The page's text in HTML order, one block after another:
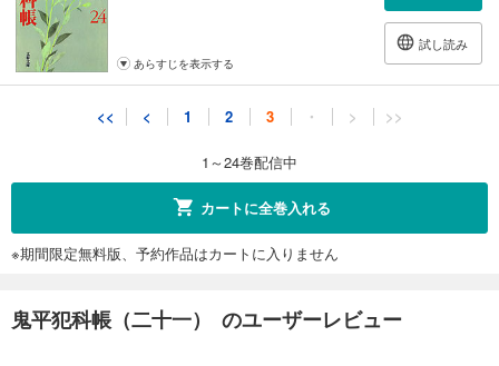
試し読み
あらすじを表示する
<< < 1 2 3 ・ > >>
1～24巻配信中
カートに全巻入れる
※期間限定無料版、予約作品はカートに入りません
鬼平犯科帳（二十一） のユーザーレビュー